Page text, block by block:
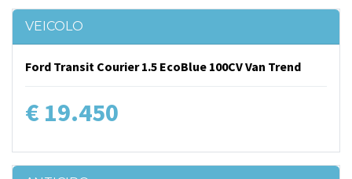
VEICOLO
Ford Transit Courier 1.5 EcoBlue 100CV Van Trend
€ 19.450